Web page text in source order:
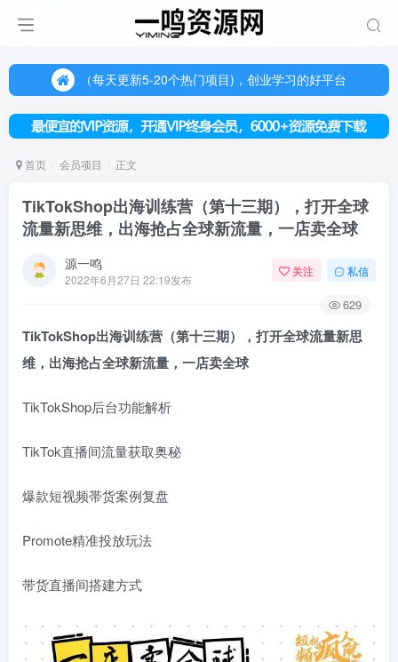
（每天更新5-20个热门项目)，创业学习的好平台
（每天更新5-20个热门项目)，创业学习的好平台
欢迎访问一鸣资源网，本站汇集数千网创课程和项目
首页 会员项目 正文
TikTokShop出海训练营（第十三期），打开全球
流量新思维，出海抢占全球新流量，一店卖全球
源一鸣
2022年6月27日 22:19发布
关注 私信
629
TikTokShop出海训练营 （第十三期），打开全球流量新思
维，出海抢占全球新流量，一店卖全球
TikTokShop后台功能解析
TikTok直播间流量获取奥秘
爆款短视频帯货案例复盘
Promote精准投放玩法
带货直播间搭建方式